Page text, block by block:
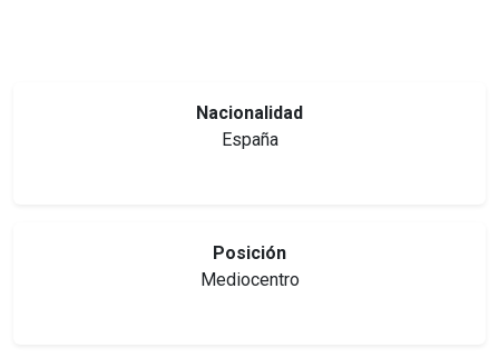
Nacionalidad
España
Posición
Mediocentro